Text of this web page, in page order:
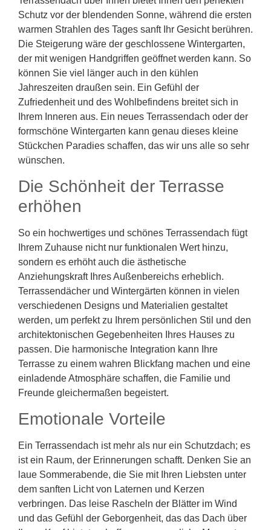
Schutz vor der blendenden Sonne, während die ersten
warmen Strahlen des Tages sanft Ihr Gesicht berühren.
Die Steigerung wäre der geschlossene Wintergarten,
der mit wenigen Handgriffen geöffnet werden kann. So
können Sie viel länger auch in den kühlen
Jahreszeiten draußen sein. Ein Gefühl der
Zufriedenheit und des Wohlbefindens breitet sich in
Ihrem Inneren aus. Ein neues Terrassendach oder der
formschöne Wintergarten kann genau dieses kleine
Stückchen Paradies schaffen, das wir uns alle so sehr
wünschen.
Die Schönheit der Terrasse
erhöhen
So ein hochwertiges und schönes Terrassendach fügt
Ihrem Zuhause nicht nur funktionalen Wert hinzu,
sondern es erhöht auch die ästhetische
Anziehungskraft Ihres Außenbereichs erheblich.
Terrassendächer und Wintergärten können in vielen
verschiedenen Designs und Materialien gestaltet
werden, um perfekt zu Ihrem persönlichen Stil und den
architektonischen Gegebenheiten Ihres Hauses zu
passen. Die harmonische Integration kann Ihre
Terrasse zu einem wahren Blickfang machen und eine
einladende Atmosphäre schaffen, die Familie und
Freunde gleichermaßen begeistert.
Emotionale Vorteile
Ein Terrassendach ist mehr als nur ein Schutzdach; es
ist ein Raum, der Erinnerungen schafft. Denken Sie an
laue Sommerabende, die Sie mit Ihren Liebsten unter
dem sanften Licht von Laternen und Kerzen
verbringen. Das leise Rascheln der Blätter im Wind
und das Gefühl der Geborgenheit, das das Dach über